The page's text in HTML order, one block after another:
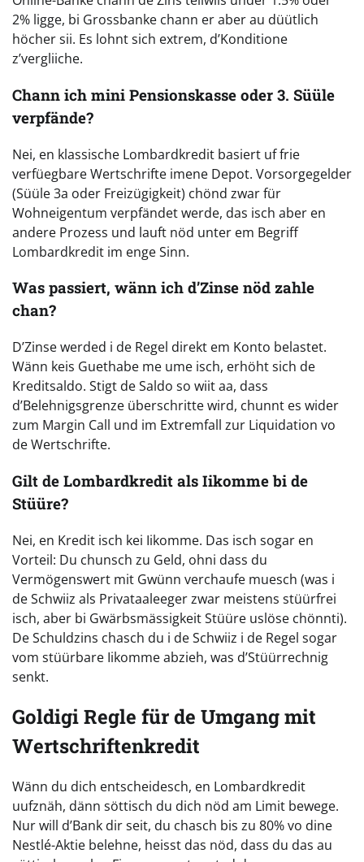
2% ligge, bi Grossbanke chann er aber au düütlich
höcher sii. Es lohnt sich extrem, d’Konditione
z’vergliiche.
Chann ich mini Pensionskasse oder 3. Süüle
verpfände?
Nei, en klassische Lombardkredit basiert uf frie
verfüegbare Wertschrifte imene Depot. Vorsorgegelder
(Süüle 3a oder Freizügigkeit) chönd zwar für
Wohneigentum verpfändet werde, das isch aber en
andere Prozess und lauft nöd unter em Begriff
Lombardkredit im enge Sinn.
Was passiert, wänn ich d’Zinse nöd zahle
chan?
D’Zinse werded i de Regel direkt em Konto belastet.
Wänn keis Guethabe me ume isch, erhöht sich de
Kreditsaldo. Stigt de Saldo so wiit aa, dass
d’Belehnigsgrenze überschritte wird, chunnt es wider
zum Margin Call und im Extremfall zur Liquidation vo
de Wertschrifte.
Gilt de Lombardkredit als Iikomme bi de
Stüüre?
Nei, en Kredit isch kei Iikomme. Das isch sogar en
Vorteil: Du chunsch zu Geld, ohni dass du
Vermögenswert mit Gwünn verchaufe muesch (was i
de Schwiiz als Privataaleeger zwar meistens stüürfrei
isch, aber bi Gwärbsmässigkeit Stüüre uslöse chönnti).
De Schuldzins chasch du i de Schwiiz i de Regel sogar
vom stüürbare Iikomme abzieh, was d’Stüürrechnig
senkt.
Goldigi Regle für de Umgang mit
Wertschriftenkredit
Wänn du dich entscheidesch, en Lombardkredit
uufznäh, dänn söttisch du dich nöd am Limit bewege.
Nur will d’Bank dir seit, du chasch bis zu 80% vo dine
Nestlé-Aktie belehne, heisst das nöd, dass du das au